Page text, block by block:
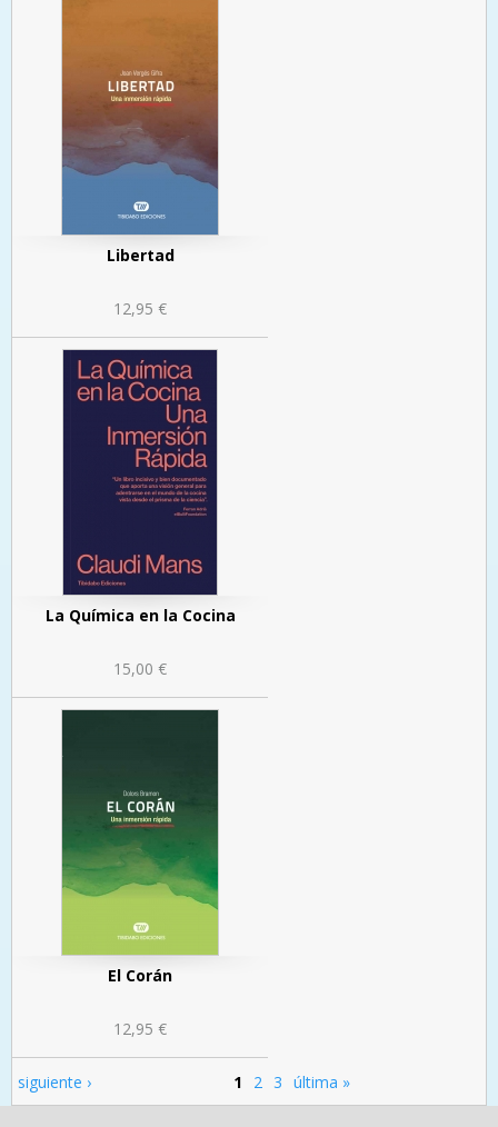
Libertad
12,95 €
La Química en la Cocina
15,00 €
El Corán
12,95 €
Páginas 1 2 3
siguiente › última »